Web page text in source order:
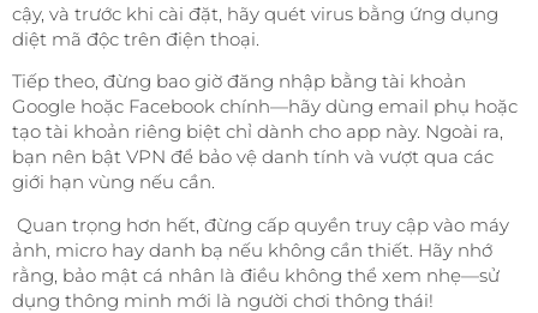
cậy, và trước khi cài đặt, hãy quét virus bằng ứng dụng
diệt mã độc trên điện thoại.
Tiếp theo, đừng bao giờ đăng nhập bằng tài khoản
Google hoặc Facebook chính—hãy dùng email phụ hoặc
tạo tài khoản riêng biệt chỉ dành cho app này. Ngoài ra,
bạn nên bật VPN để bảo vệ danh tính và vượt qua các
giới hạn vùng nếu cần.
Quan trọng hơn hết, đừng cấp quyền truy cập vào máy
ảnh, micro hay danh bạ nếu không cần thiết. Hãy nhớ
rằng, bảo mật cá nhân là điều không thể xem nhẹ—sử
dụng thông minh mới là người chơi thông thái!